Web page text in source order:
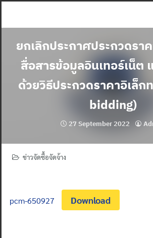
ยกเลิกประกาศประกวดรา
สื่อสารข้อมูลอินเทอร์เน็ต
ด้วยวิธีประกวดราคาอิเล็ก
bidding)
27 September 2022
ข่าวจัดซื้อจัดจ้าง
pcm-650927 Download